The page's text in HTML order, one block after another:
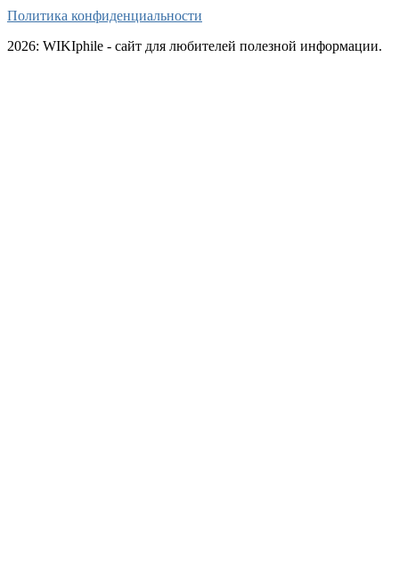
Политика конфиденциальности
2026: WIKIphile - сайт для любителей полезной информации.